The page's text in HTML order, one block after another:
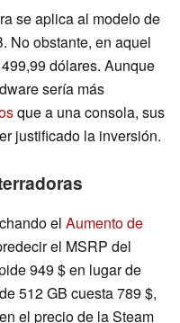
se aplica al modelo de
No obstante, en aquel
dólares. Aunque
sería más
que a una consola, sus
justificado la inversión.
el Aumento de
el MSRP del
949 $ en lugar de
512 GB cuesta 789 $,
el precio de la Steam